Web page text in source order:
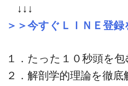
↓↓↓
＞＞今すぐＬＩＮＥ登録
１．たった１０秒頭を包
２．解剖学的理論を徹底